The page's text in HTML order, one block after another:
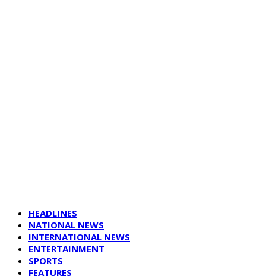
HEADLINES
NATIONAL NEWS
INTERNATIONAL NEWS
ENTERTAINMENT
SPORTS
FEATURES